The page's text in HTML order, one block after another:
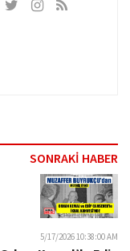
SONRAKİ HABER
5/17/2026 10:38:00 AM